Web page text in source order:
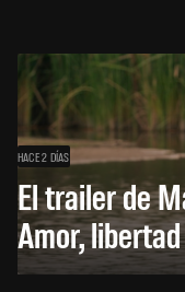
HACE 2 DÍAS
El trailer de
Amor,